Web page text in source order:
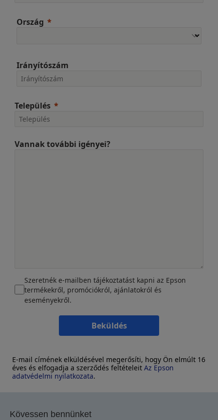
Ország
Irányítószám
Település
Vannak további igényei?
Szeretnék e-mailben tájékoztatást kapni az Epson
termékekről, promóciókról, ajánlatokról és
eseményekről.
Beküldés
E-mail címének elküldésével megerősíti, hogy Ön elmúlt 16
éves és elfogadja a szerződés feltételeit Az Epson
adatvédelmi nyilatkozata.
Kövessen bennünket